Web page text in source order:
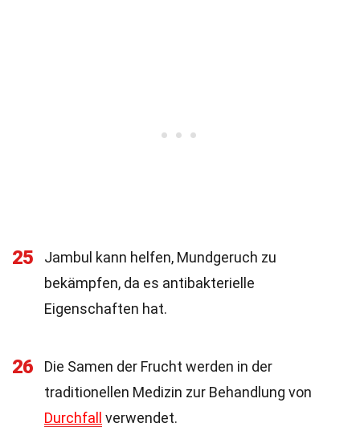
25
Jambul kann helfen, Mundgeruch zu
bekämpfen, da es antibakterielle
Eigenschaften hat.
26
Die Samen der Frucht werden in der
traditionellen Medizin zur Behandlung von
Durchfall
verwendet.